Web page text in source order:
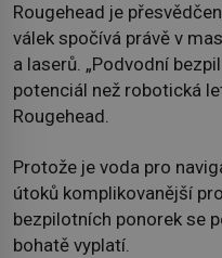
Rougehead je
válek spočívá právě v
a laserů. „Podvodní
potenciál než robotická
Rougehead.
Protože je voda pro
útoků komplikovanější
bezpilotních ponorek se
bohatě vyplatí.